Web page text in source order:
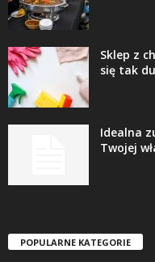
Sklep z
się tak
Idealna
Twojej
POPULARNE KATEGORIE